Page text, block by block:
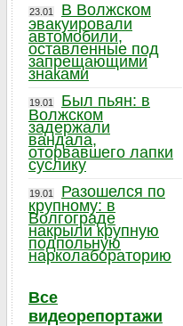
23.01
В Волжском
эвакуировали
автомобили,
оставленные под
запрещающими
знаками
19.01
Был пьян: в
Волжском
задержали
вандала,
оторвавшего лапки
суслику
19.01
Разошелся по
крупному: в
Волгограде
накрыли крупную
подпольную
нарколабораторию
Все
видеорепортажи